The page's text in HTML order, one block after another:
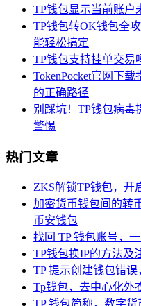
TP钱包显示当前账户
TP钱包转OK钱包全
能轻松搞定
TP钱包支持挂单交易
TokenPocket官网下
的正确路径
别踩坑！TP钱包病毒
警惕
热门文章
ZKS解锁TP钱包，开
加密货币钱包间的转
币安钱包
找回 TP 钱包账号，
TP钱包换IP的方法及
TP 提示创建钱包错
Tp钱包，去中心化外